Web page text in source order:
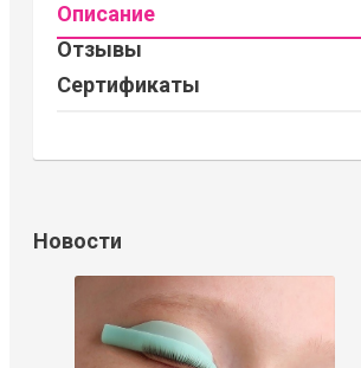
Описание
Отзывы
Сертификаты
Новости